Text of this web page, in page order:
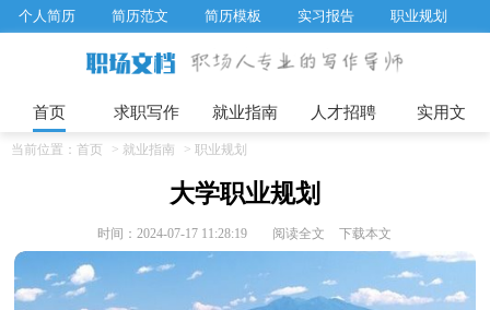
个人简历 简历范文 简历模板 实习报告
职业规划
求职面试题目
招聘选拔 企业文化
工作计划
首页 求职写作 就业指南 人才招聘 实用文
当前位置： 首页 > 就业指南 > 职业规划
大学职业规划
时间：2024-07-17 11:28:19 阅读全文 下载本文